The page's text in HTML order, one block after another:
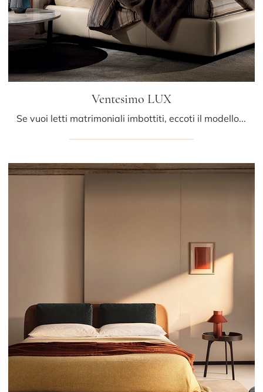
Ventesimo LUX
Se vuoi letti matrimoniali imbottiti, eccoti il modello Ventesimo LUX in pelle per arricchire la camera da letto.